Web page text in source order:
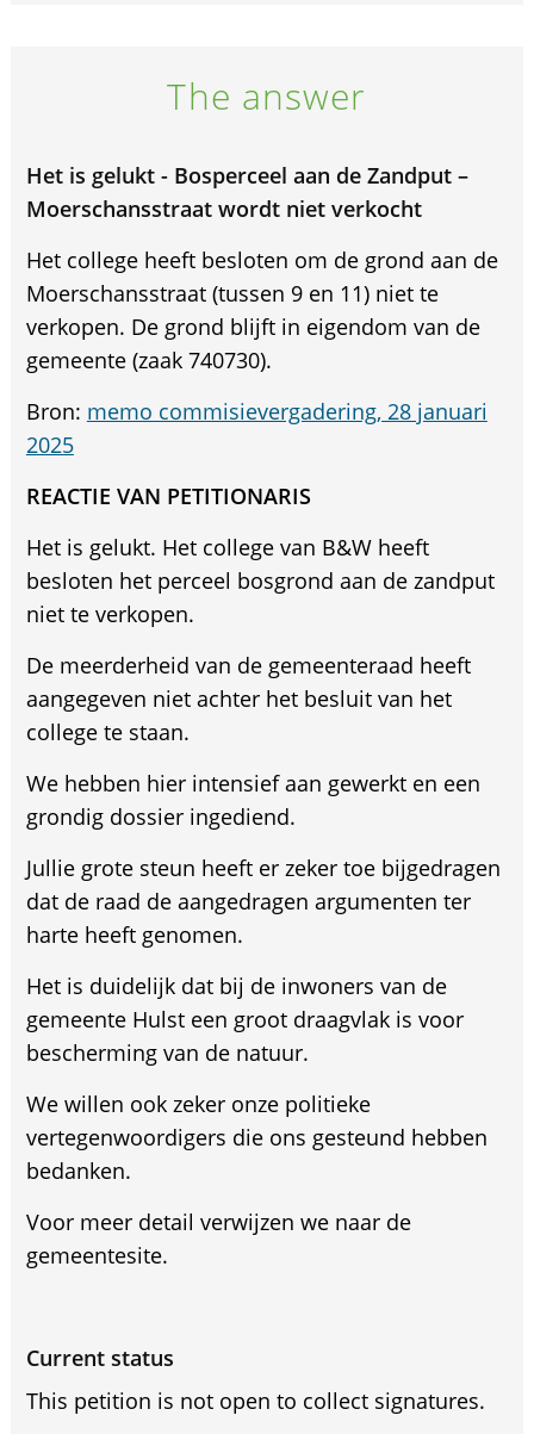
The answer
Het is gelukt - Bosperceel aan de Zandput –
Moerschansstraat wordt niet verkocht
Het college heeft besloten om de grond aan de
Moerschansstraat (tussen 9 en 11) niet te
verkopen. De grond blijft in eigendom van de
gemeente (zaak 740730).
Bron: memo commisievergadering, 28 januari
2025
REACTIE VAN PETITIONARIS
Het is gelukt. Het college van B&W heeft
besloten het perceel bosgrond aan de zandput
niet te verkopen.
De meerderheid van de gemeenteraad heeft
aangegeven niet achter het besluit van het
college te staan.
We hebben hier intensief aan gewerkt en een
grondig dossier ingediend.
Jullie grote steun heeft er zeker toe bijgedragen
dat de raad de aangedragen argumenten ter
harte heeft genomen.
Het is duidelijk dat bij de inwoners van de
gemeente Hulst een groot draagvlak is voor
bescherming van de natuur.
We willen ook zeker onze politieke
vertegenwoordigers die ons gesteund hebben
bedanken.
Voor meer detail verwijzen we naar de
gemeentesite.
Current status
This petition is not open to collect signatures.